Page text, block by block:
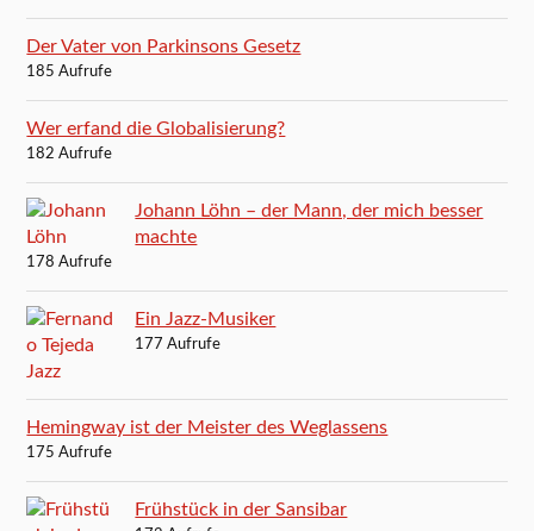
Der Vater von Parkinsons Gesetz
185 Aufrufe
Wer erfand die Globalisierung?
182 Aufrufe
Johann Löhn – der Mann, der mich besser
machte
178 Aufrufe
Ein Jazz-Musiker
177 Aufrufe
Hemingway ist der Meister des Weglassens
175 Aufrufe
Frühstück in der Sansibar